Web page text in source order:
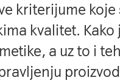
kriterijume
kvalitet.
a uz to i